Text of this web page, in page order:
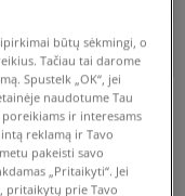
70 €, KODAS: SALE
būtų sėkmingi, o
Tačiau tai darome
Spustelk „OK“, jei
naudotume Tau
ir interesams
reklamą ir Tavo
pakeisti savo
„Pritaikyti“. Jei
pritaikytų prie Tavo